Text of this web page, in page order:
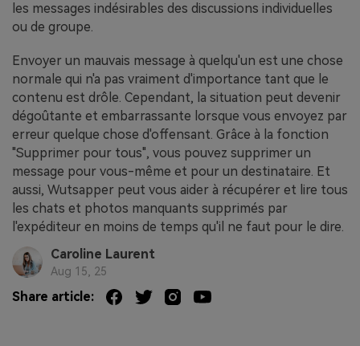
les messages indésirables des discussions individuelles
ou de groupe.
Envoyer un mauvais message à quelqu'un est une chose
normale qui n'a pas vraiment d'importance tant que le
contenu est drôle. Cependant, la situation peut devenir
dégoûtante et embarrassante lorsque vous envoyez par
erreur quelque chose d'offensant. Grâce à la fonction
"Supprimer pour tous", vous pouvez supprimer un
message pour vous-même et pour un destinataire. Et
aussi, Wutsapper peut vous aider à récupérer et lire tous
les chats et photos manquants supprimés par
l'expéditeur en moins de temps qu'il ne faut pour le dire.
Caroline Laurent
Aug 15, 25
Share article: